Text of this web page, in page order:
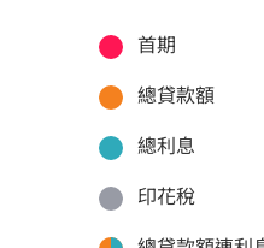
首期
總貸款額
總利息
印花稅